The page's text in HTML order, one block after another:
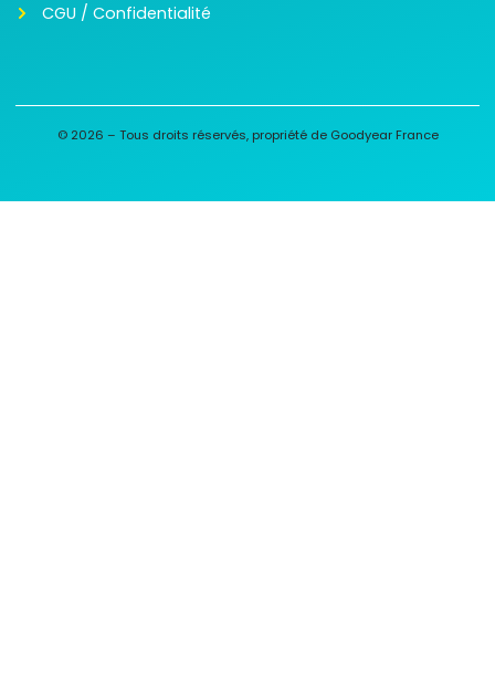
CGU / Confidentialité
© 2026 – Tous droits réservés, propriété de Goodyear France